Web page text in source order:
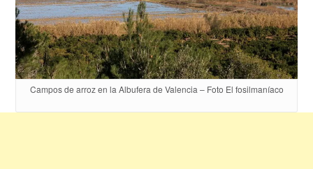
Campos de arroz en la Albufera de Valencia – Foto El fosilmaníaco